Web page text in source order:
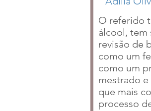
O referido
álcool, tem
revisão de
como um
como um
mestrado
que mais
processo